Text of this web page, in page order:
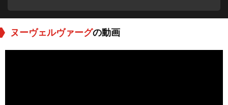
ヌーヴェルヴァーグの動画